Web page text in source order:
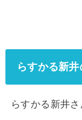
らすかる新
らすかる新井